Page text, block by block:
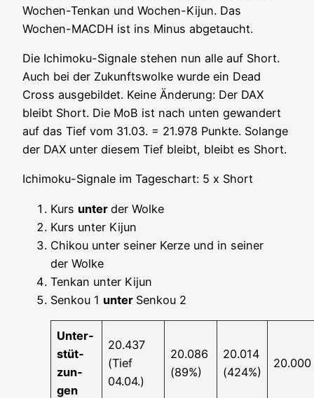
Wochen-Ten­kan und Wochen-Kijun. Das
Wochen-MACDH ist ins Minus abgetaucht.
Die Ichi­mo­ku-Signa­le ste­hen nun alle auf Short.
Auch bei der Zukunfts­wol­ke wur­de ein Dead
Cross aus­ge­bil­det. Kei­ne Ände­rung: Der DAX
bleibt Short. Die MoB ist nach unten gewan­dert
auf das Tief vom 31.03. = 21.978 Punk­te. Solan­ge
der DAX unter die­sem Tief bleibt, bleibt es Short.
Ichi­mo­ku-Signa­le im Tages­chart: 5 x Short
Kurs unter der Wol­ke
Kurs unter Kijun
Chi­kou unter sei­ner Ker­ze und in sei­ner
der Wolke
Ten­kan unter Kijun
Sen­kou 1 unter Sen­kou 2
Unter­
stüt­
zun­
gen
20.437
(Tief
04.04.)
20.086
(89%)
20.014
(424%)
20.000